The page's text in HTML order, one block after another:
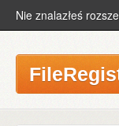
Nie znalazłeś